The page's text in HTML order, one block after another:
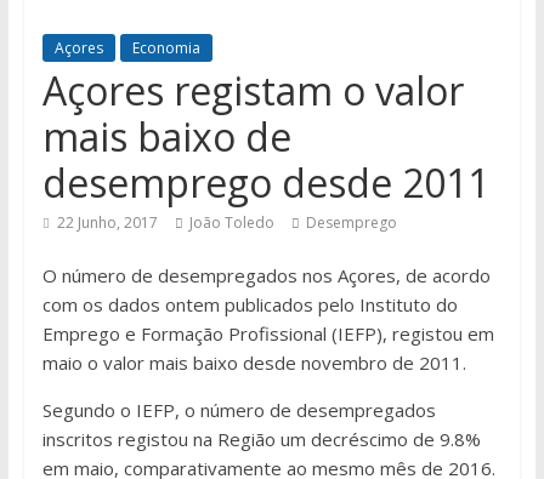
Açores Economia
Açores registam o valor
mais baixo de
desemprego desde 2011
22 Junho, 2017 João Toledo Desemprego
O número de desempregados nos Açores, de acordo
com os dados ontem publicados pelo Instituto do
Emprego e Formação Profissional (IEFP), registou em
maio o valor mais baixo desde novembro de 2011.
Segundo o IEFP, o número de desempregados
inscritos registou na Região um decréscimo de 9.8%
em maio, comparativamente ao mesmo mês de 2016.